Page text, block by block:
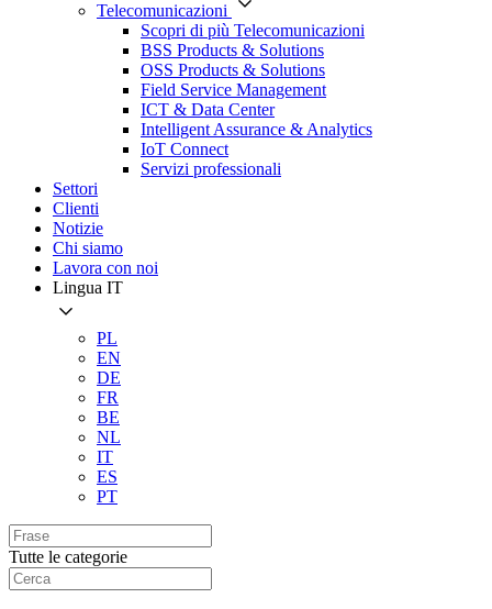
Telecomunicazioni
Scopri di più Telecomunicazioni
BSS Products & Solutions
OSS Products & Solutions
Field Service Management
ICT & Data Center
Intelligent Assurance & Analytics
IoT Connect
Servizi professionali
Settori
Clienti
Notizie
Chi siamo
Lavora con noi
Lingua IT
PL
EN
DE
FR
BE
NL
IT
ES
PT
Tutte le categorie